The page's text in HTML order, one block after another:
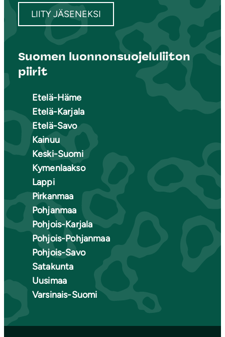
LIITY JÄSENEKSI
Suomen luonnonsuojeluliiton
piirit
Etelä-Häme
Etelä-Karjala
Etelä-Savo
Kainuu
Keski-Suomi
Kymenlaakso
Lappi
Pirkanmaa
Pohjanmaa
Pohjois-Karjala
Pohjois-Pohjanmaa
Pohjois-Savo
Satakunta
Uusimaa
Varsinais-Suomi